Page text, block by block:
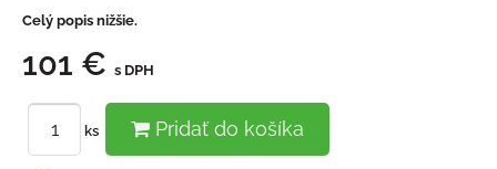
Celý popis nižšie.
101 € s DPH
ks Pridať do košíka